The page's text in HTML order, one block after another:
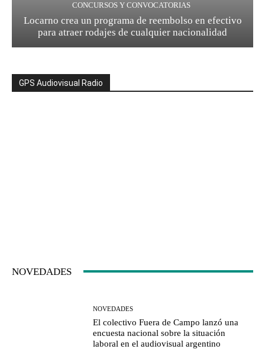
CONCURSOS Y CONVOCATORIAS
Locarno crea un programa de reembolso en efectivo
para atraer rodajes de cualquier nacionalidad
GPS Audiovisual Radio
NOVEDADES
NOVEDADES
El colectivo Fuera de Campo lanzó una
encuesta nacional sobre la situación
laboral en el audiovisual argentino